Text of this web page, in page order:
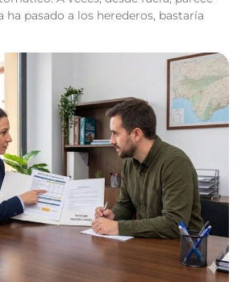
ha pasado a los herederos, bastaría